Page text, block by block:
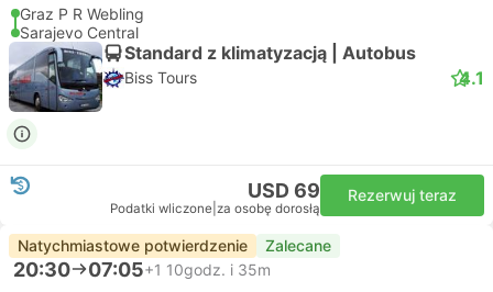
Graz P R Webling
Sarajevo Central
Standard z klimatyzacją | Autobus
Biss Tours 4.1
USD 69
Podatki wliczone za osobę dorosłą
Rezerwuj teraz
Natychmiastowe potwierdzenie Zalecane
20:30 07:05+1 10godz. i 35m